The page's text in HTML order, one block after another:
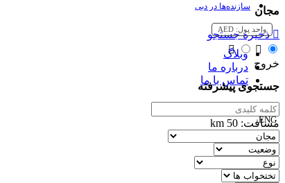
سازنده‌ها در دبی
واحد پول: AED
وبلاگ
درباره ما
تماس با ما
ENG
00989305885808
مجان
ذخیره جستجو
خروج
جستجوی پیشرفته
مسافت: 50